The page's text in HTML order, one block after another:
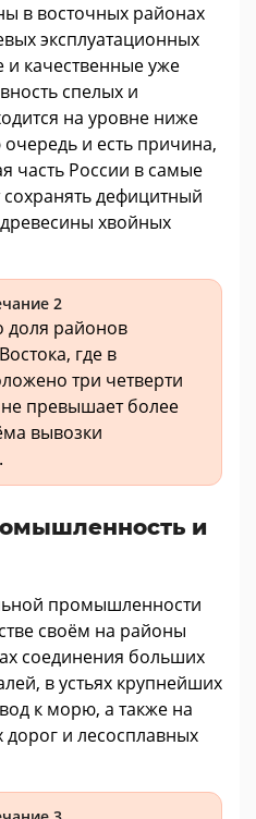
в восточных районах
эксплуатационных
и качественные уже
спелых и
на уровне ниже
и есть причина,
часть России в самые
дефицитный
хвойных
2
доля районов
где в
три четверти
превышает более
вывозки
и
промышленности
своём на районы
соединения больших
в устьях крупнейших
к морю, а также на
и лесосплавных